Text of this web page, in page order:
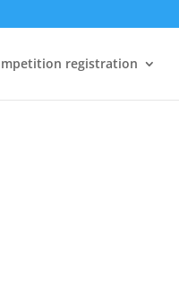
registration